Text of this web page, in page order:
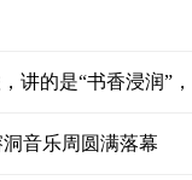
讲的是“书香浸润”
音乐周圆满落幕